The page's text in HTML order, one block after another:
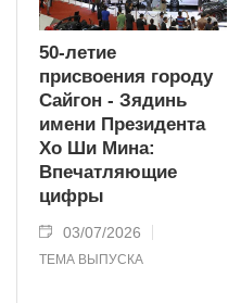
50-летие
присвоения городу
Сайгон - Зядинь
имени Президента
Хо Ши Мина:
Впечатляющие
цифры
03/07/2026
ТЕМА ВЫПУСКА